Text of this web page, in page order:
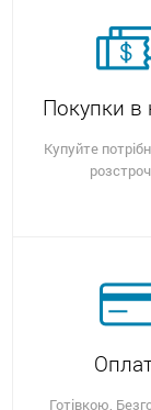
Покупки в
Купуйте
Готівкою,